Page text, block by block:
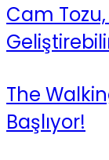
Cam
The
Başlıyor!